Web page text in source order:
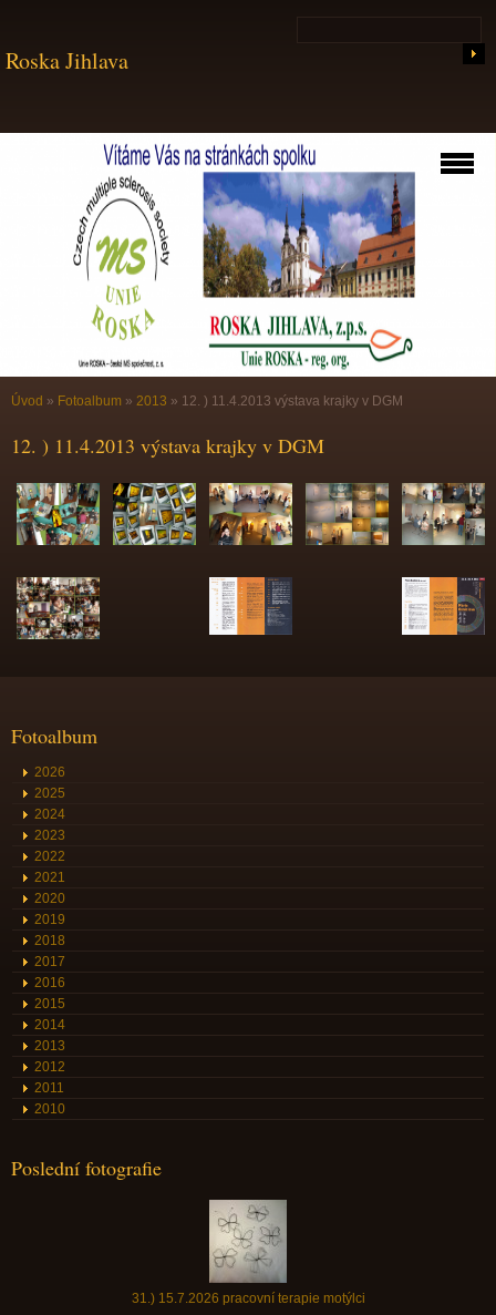
Roska Jihlava
Úvod » Fotoalbum » 2013 » 12. ) 11.4.2013 výstava krajky v DGM
12. ) 11.4.2013 výstava krajky v DGM
Fotoalbum
2026
2025
2024
2023
2022
2021
2020
2019
2018
2017
2016
2015
2014
2013
2012
2011
2010
Poslední fotografie
31.) 15.7.2026 pracovní terapie motýlci